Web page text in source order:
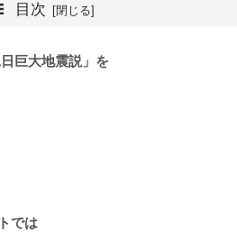
目次
巨大地震説」を
では